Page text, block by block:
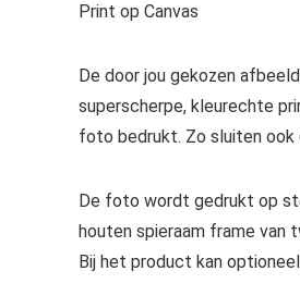
Print op Canvas
De door jou gekozen
superscherpe, kleurechte
foto bedrukt. Zo sluiten ook
De foto wordt gedrukt op
houten spieraam frame van
Bij het product kan